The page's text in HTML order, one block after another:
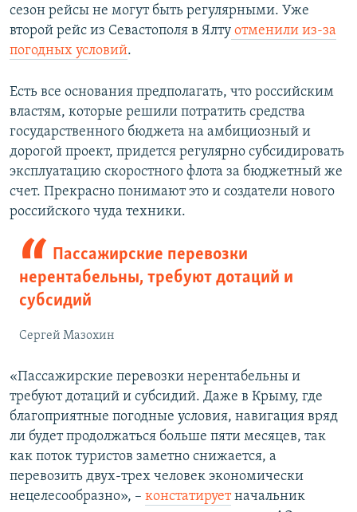
сезон рейсы не могут быть регулярными. Уже
второй рейс из Севастополя в Ялту отменили из-за
погодных условий.
Есть все основания предполагать, что российским
властям, которые решили потратить средства
государственного бюджета на амбициозный и
дорогой проект, придется регулярно субсидировать
эксплуатацию скоростного флота за бюджетный же
счет. Прекрасно понимают это и создатели нового
российского чуда техники.
Пассажирские перевозки
нерентабельны, требуют дотаций и
субсидий
Сергей Мазохин
«Пассажирские перевозки нерентабельны и
требуют дотаций и субсидий. Даже в Крыму, где
благоприятные погодные условия, навигация вряд
ли будет продолжаться больше пяти месяцев, так
как поток туристов заметно снижается, а
перевозить двух-трех человек экономически
нецелесообразно», – констатируетначальник